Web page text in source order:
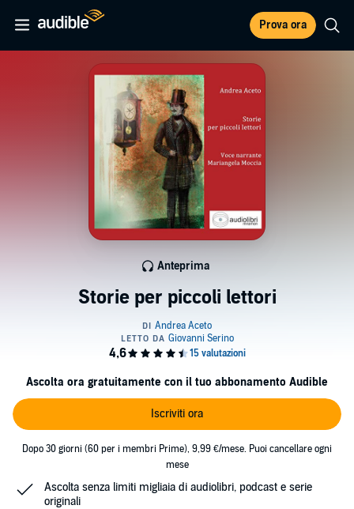
Prova ora
Storie per piccoli lettori
Anteprima
Ascolta ora gratuitamente con il tuo abbonamento Audible
Iscriviti ora
Dopo 30 giorni (60 per i membri Prime), 9,99 €/mese. Puoi cancellare ogni
mese
Ascolta senza limiti migliaia di audiolibri, podcast e serie
originali